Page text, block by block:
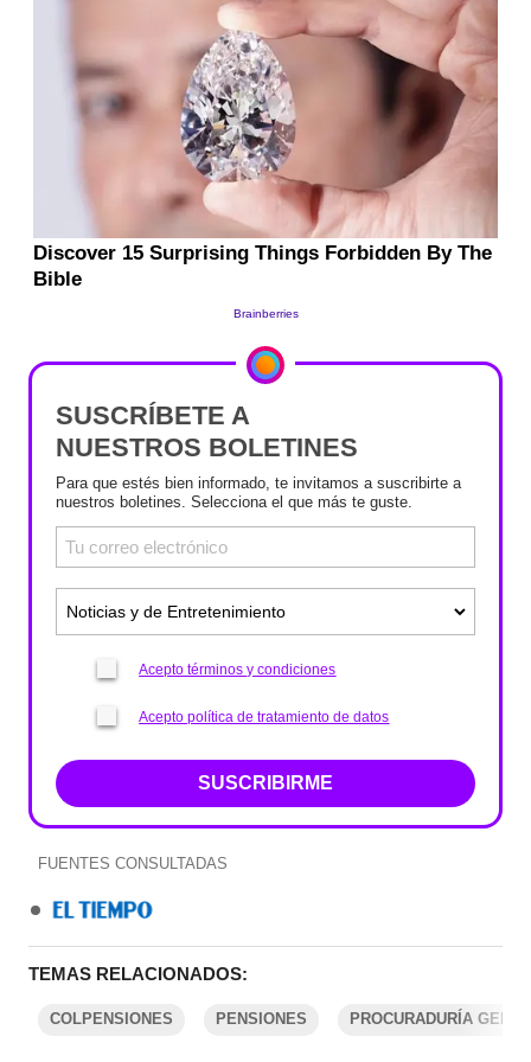
SUSCRÍBETE A
NUESTROS BOLETINES
Para que estés bien informado, te invitamos a suscribirte a
nuestros boletines. Selecciona el que más te guste.
Acepto términos y condiciones
Acepto política de tratamiento de datos
SUSCRIBIRME
FUENTES CONSULTADAS
TEMAS RELACIONADOS:
COLPENSIONES PENSIONES PROCURADURÍA